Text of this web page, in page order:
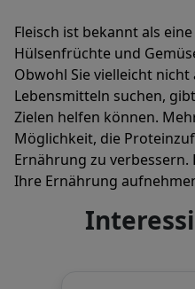
Fleisch ist bekannt als
Hülsenfrüchte und
Obwohl Sie vielleicht
Lebensmitteln suchen,
Zielen helfen können.
Möglichkeit, die
Ernährung zu
Ihre Ernährung